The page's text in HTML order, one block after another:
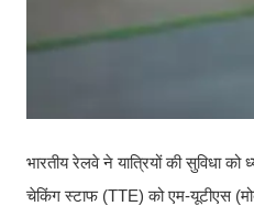
भारतीय रेलवे ने यात्रियों की
चेकिंग स्टाफ (TTE) को एम-यूटीएस